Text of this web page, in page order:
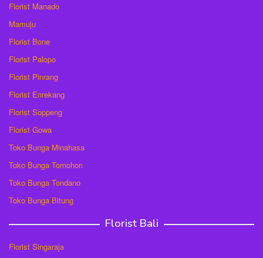
Florist Manado
Mamuju
Florist Bone
Florist Palopo
Florist Pinrang
Florist Enrekang
Florist Soppeng
Florist Gowa
Toko Bunga Minahasa
Toko Bunga Tomohon
Toko Bunga Tondano
Toko Bunga Bitung
Florist Bali
Florist Singaraja